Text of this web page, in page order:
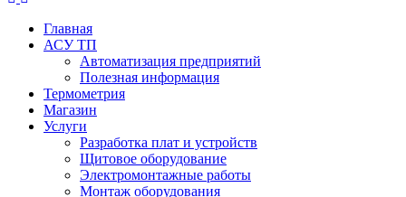
Главная
АСУ ТП
Автоматизация предприятий
Полезная информация
Термометрия
Магазин
Услуги
Разработка плат и устройств
Щитовое оборудование
Электромонтажные работы
Монтаж оборудования